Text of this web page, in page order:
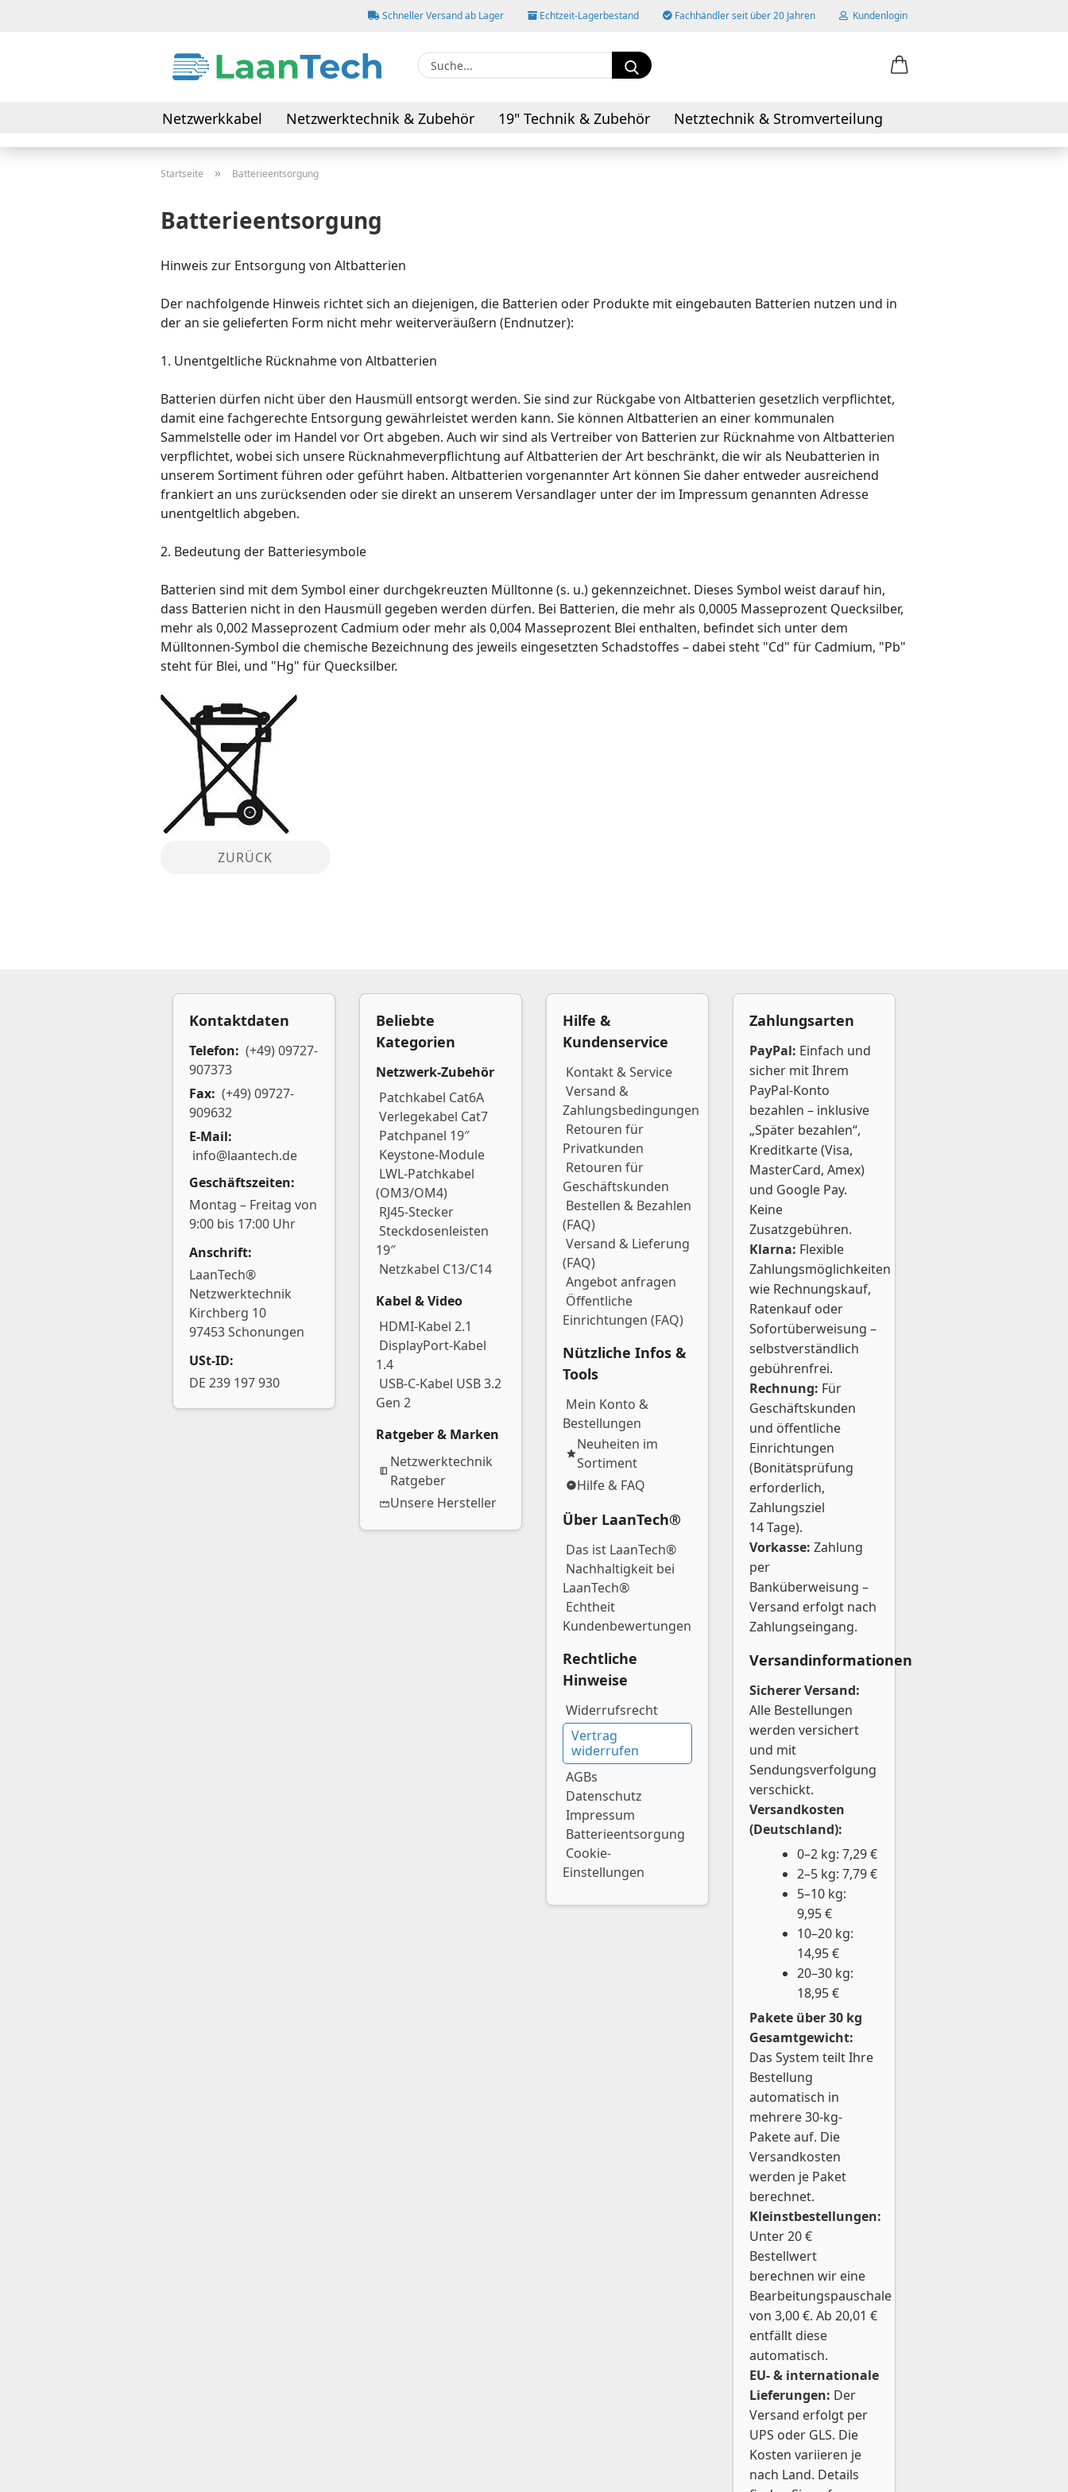
Schneller Versand ab Lager Echtzeit-Lagerbestand Fachhändler seit über 20 Jahren Kundenlogin
Passwort
Suche...
Netzwerkkabel Netzwerktechnik & Zubehör 19" Technik & Zubehör
Netztechnik & Stromverteilung
Daten- & Verbindungskabel
AV-Kabel & Adapter
Startseite » Batterieentsorgung
Batterieentsorgung
Hinweis zur Entsorgung von Altbatterien
Der nachfolgende Hinweis richtet sich an diejenigen, die Batterien oder Produkte mit eingebauten Batterien nutzen und in
der an sie gelieferten Form nicht mehr weiterveräußern (Endnutzer):
1. Unentgeltliche Rücknahme von Altbatterien
Batterien dürfen nicht über den Hausmüll entsorgt werden. Sie sind zur Rückgabe von Altbatterien gesetzlich verpflichtet,
damit eine fachgerechte Entsorgung gewährleistet werden kann. Sie können Altbatterien an einer kommunalen
Sammelstelle oder im Handel vor Ort abgeben. Auch wir sind als Vertreiber von Batterien zur Rücknahme von Altbatterien
verpflichtet, wobei sich unsere Rücknahmeverpflichtung auf Altbatterien der Art beschränkt, die wir als Neubatterien in
unserem Sortiment führen oder geführt haben. Altbatterien vorgenannter Art können Sie daher entweder ausreichend
frankiert an uns zurücksenden oder sie direkt an unserem Versandlager unter der im Impressum genannten Adresse
unentgeltlich abgeben.
2. Bedeutung der Batteriesymbole
Batterien sind mit dem Symbol einer durchgekreuzten Mülltonne (s. u.) gekennzeichnet. Dieses Symbol weist darauf hin,
dass Batterien nicht in den Hausmüll gegeben werden dürfen. Bei Batterien, die mehr als 0,0005 Masseprozent Quecksilber,
mehr als 0,002 Masseprozent Cadmium oder mehr als 0,004 Masseprozent Blei enthalten, befindet sich unter dem
Mülltonnen-Symbol die chemische Bezeichnung des jeweils eingesetzten Schadstoffes – dabei steht "Cd" für Cadmium, "Pb"
steht für Blei, und "Hg" für Quecksilber.
ZURÜCK
Kontaktdaten
Telefon: (+49) 09727-
907373
Fax: (+49) 09727-
909632
E-Mail:
info@laantech.de
Geschäftszeiten:
Montag – Freitag von
9:00 bis 17:00 Uhr
Anschrift:
LaanTech®
Netzwerktechnik
Kirchberg 10
97453 Schonungen
USt-ID:
DE 239 197 930
Beliebte
Kategorien
Netzwerk-Zubehör
Patchkabel Cat6A
Verlegekabel Cat7
Patchpanel 19″
Keystone-Module
LWL-Patchkabel
(OM3/OM4)
RJ45-Stecker
Steckdosenleisten
19″
Netzkabel C13/C14
Kabel & Video
HDMI-Kabel 2.1
DisplayPort-Kabel
1.4
USB-C-Kabel USB 3.2
Gen 2
Ratgeber & Marken
Netzwerktechnik
Ratgeber
Unsere Hersteller
Hilfe &
Kundenservice
Kontakt & Service
Versand &
Zahlungsbedingungen
Retouren für
Privatkunden
Retouren für
Geschäftskunden
Bestellen & Bezahlen
(FAQ)
Versand & Lieferung
(FAQ)
Angebot anfragen
Öffentliche
Einrichtungen (FAQ)
Nützliche Infos &
Tools
Mein Konto &
Bestellungen
Neuheiten im
Sortiment
Hilfe & FAQ
Über LaanTech®
Das ist LaanTech®
Nachhaltigkeit bei
LaanTech®
Echtheit
Kundenbewertungen
Rechtliche
Hinweise
Widerrufsrecht
Vertrag
widerrufen
AGBs
Datenschutz
Impressum
Batterieentsorgung
Cookie-
Einstellungen
Zahlungsarten
PayPal: Einfach und
sicher mit Ihrem
PayPal-Konto
bezahlen – inklusive
„Später bezahlen“,
Kreditkarte (Visa,
MasterCard, Amex)
und Google Pay.
Keine
Zusatzgebühren.
Klarna: Flexible
Zahlungsmöglichkeiten
wie Rechnungskauf,
Ratenkauf oder
Sofortüberweisung –
selbstverständlich
gebührenfrei.
Rechnung: Für
Geschäftskunden
und öffentliche
Einrichtungen
(Bonitätsprüfung
erforderlich,
Zahlungsziel
14 Tage).
Vorkasse: Zahlung
per
Banküberweisung –
Versand erfolgt nach
Zahlungseingang.
Versandinformationen
Sicherer Versand:
Alle Bestellungen
werden versichert
und mit
Sendungsverfolgung
verschickt.
Versandkosten
(Deutschland):
0–2 kg: 7,29 €
2–5 kg: 7,79 €
5–10 kg:
9,95 €
10–20 kg:
14,95 €
20–30 kg:
18,95 €
Pakete über 30 kg
Gesamtgewicht:
Das System teilt Ihre
Bestellung
automatisch in
mehrere 30-kg-
Pakete auf. Die
Versandkosten
werden je Paket
berechnet.
Kleinstbestellungen:
Unter 20 €
Bestellwert
berechnen wir eine
Bearbeitungspauschale
von 3,00 €. Ab 20,01 €
entfällt diese
automatisch.
EU- & internationale
Lieferungen: Der
Versand erfolgt per
UPS oder GLS. Die
Kosten variieren je
nach Land. Details